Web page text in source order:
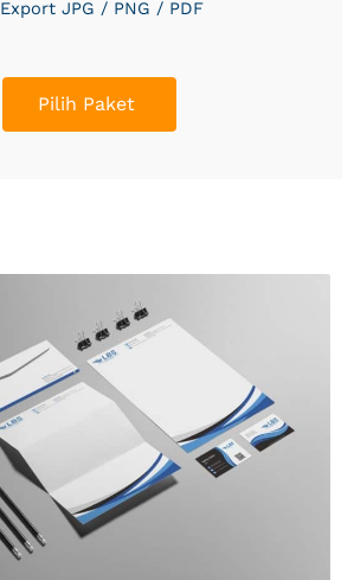
Export JPG / PNG / PDF
Pilih Paket